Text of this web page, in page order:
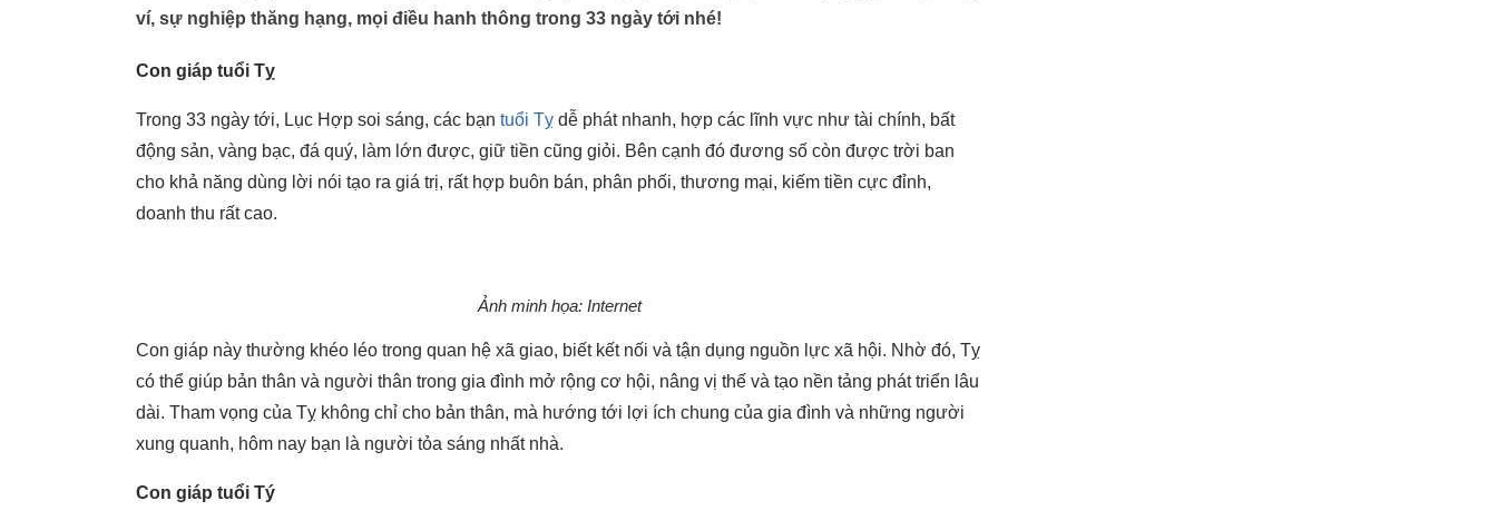
ví, sự nghiệp thăng hạng, mọi điều hanh thông trong 33 ngày tới nhé!
Con giáp tuổi Tỵ
Trong 33 ngày tới, Lục Hợp soi sáng, các bạn tuổi Tỵ dễ phát nhanh, hợp các lĩnh vực như tài chính, bất
động sản, vàng bạc, đá quý, làm lớn được, giữ tiền cũng giỏi. Bên cạnh đó đương số còn được trời ban
cho khả năng dùng lời nói tạo ra giá trị, rất hợp buôn bán, phân phối, thương mại, kiếm tiền cực đỉnh,
doanh thu rất cao.
Ảnh minh họa: Internet
Con giáp này thường khéo léo trong quan hệ xã giao, biết kết nối và tận dụng nguồn lực xã hội. Nhờ đó, Tỵ
có thể giúp bản thân và người thân trong gia đình mở rộng cơ hội, nâng vị thế và tạo nền tảng phát triển lâu
dài. Tham vọng của Tỵ không chỉ cho bản thân, mà hướng tới lợi ích chung của gia đình và những người
xung quanh, hôm nay bạn là người tỏa sáng nhất nhà.
Con giáp tuổi Tý